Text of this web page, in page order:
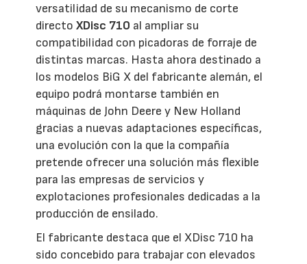
versatilidad de su mecanismo de corte
directoXDisc 710 al ampliar su
compatibilidad con picadoras de forraje de
distintas marcas. Hasta ahora destinado a
los modelos BiG X del fabricante alemán, el
equipo podrá montarse también en
máquinas de John Deere y New Holland
gracias a nuevas adaptaciones específicas,
una evolución con la que la compañía
pretende ofrecer una solución más flexible
para las empresas de servicios y
explotaciones profesionales dedicadas a la
producción de ensilado.
El fabricante destaca que el XDisc 710 ha
sido concebido para trabajar con elevados